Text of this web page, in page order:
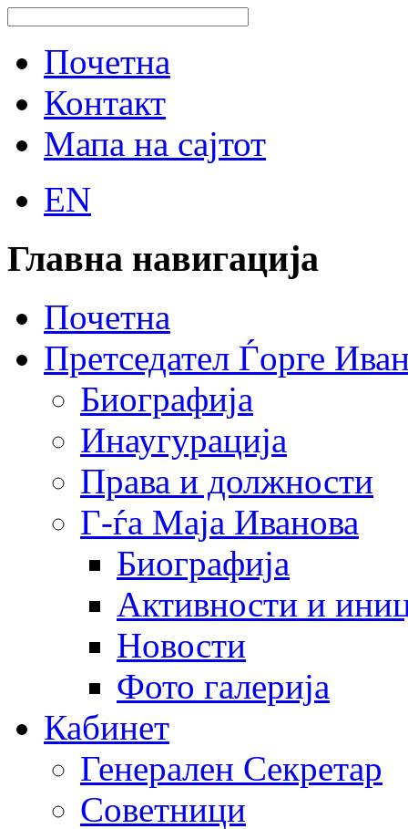
Почетна
Контакт
Мапа на сајтот
EN
Главна навигација
Почетна
Претседател Ѓорге
Биографија
Инаугурација
Права и должности
Г-ѓа Маја Иванова
Биографија
Активности и
Новости
Фото галерија
Кабинет
Генерален Секретар
Советници